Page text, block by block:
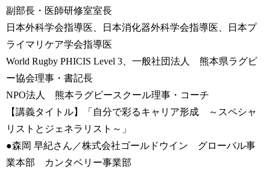
副部長・医師研修室室長
日本外科学会指導医、日本消化器外科学会指導医、日本プ
ライマリケア学会指導医
World Rugby PHICIS Level 3、一般社団法人 熊本県ラグビ
ー協会理事・書記長
NPO法人 熊本ラグビースクール理事・コーチ
【講義タイトル】「自分で彩るキャリア形成 ～スペシャ
リストとジェネラリスト～」
●森岡 早紀さん／株式会社ゴールドウイン グローバル事
業本部 カンタベリー事業部